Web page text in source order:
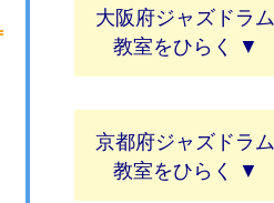
大阪府ジャズドラム
教室
京都府ジャズドラム
教室